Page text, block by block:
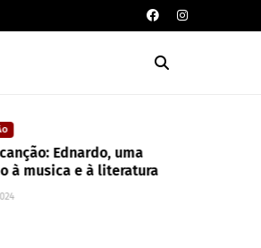
Ednardo, uma
à musica e à literatura